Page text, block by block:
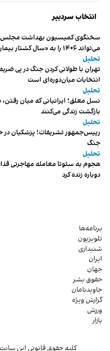
انتخاب سردبیر
سخنگوی کمیسیون بهداشت مجلس:
می‌تواند ۱۴۰۶ را به «سال کشتار بیماران» تبدیل کند
تحلیل
تهران با طولانی کردن جنگ در پی
انتخابات میان‌دوره‌ای است
تحلیل
نسل معلق؛ ایرانیانی که میان
بازگشت زندگی می‌کنند
تحلیل
رییس‌جمهور تشریفات؛ پزشکیان در
جنگ
تحلیل
هجوم به سئوتا معامله مهاجرتی
دوباره زنده کرد
برنامه‌ها
تلویزیون
شنیداری
ایران
جهان
حقوق بشر
جاویدنامان
گزارش ویژه
ورزش
بازار
کلیه حقوق قانونی این